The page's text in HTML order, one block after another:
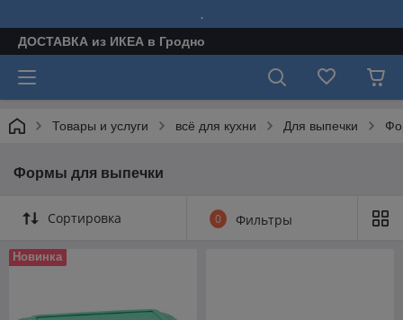
.
ДОСТАВКА из ИКЕА в Гродно
Товары и услуги всё для кухни Для выпечки
Формы для выпечки
Сортировка 0 Фильтры
Новинка